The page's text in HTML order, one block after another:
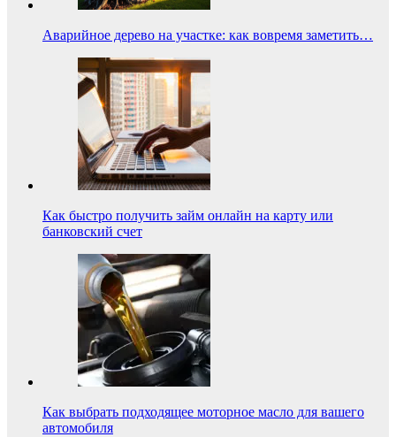
Аварийное дерево на участке: как вовремя заметить…
Как быстро получить займ онлайн на карту или
банковский счет
Как выбрать подходящее моторное масло для вашего
автомобиля